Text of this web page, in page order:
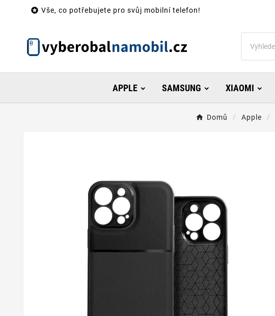
 Vše, co potřebujete pro svůj mobilní telefon!
APPLE SAMSUNG XIAOMI
Domů Apple